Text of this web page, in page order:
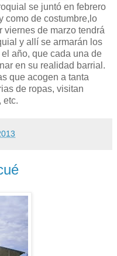
se juntó en febrero
como de costumbre,lo
viernes de marzo tendrá
y allí se armarán los
año, que cada una de
en su realidad barrial.
que acogen a tanta
de ropas, visitan
etc.